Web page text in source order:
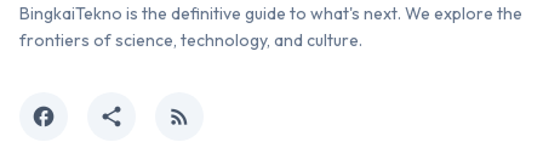
BingkaiTekno is the definitive guide to what's next. We explore the
frontiers of science, technology, and culture.
facebook share rss_feed